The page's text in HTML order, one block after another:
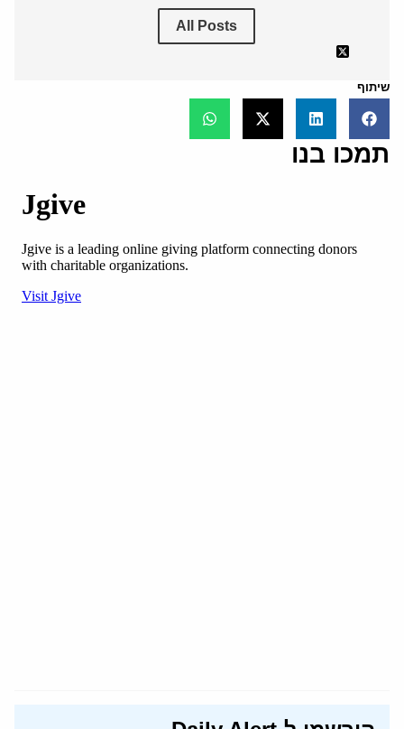
All Posts
שיתוף
תמכו בנו